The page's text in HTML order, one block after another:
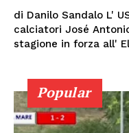
di Danilo Sandalo L' US Lecce comunica che i
calciatori José
stagione in forza all'
Popular